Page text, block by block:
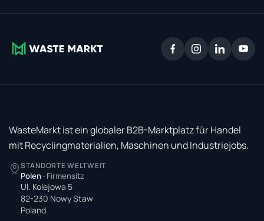
WasteMarkt ist ein globaler B2B-Marktplatz für Handel
mit Recyclingmaterialien, Maschinen und Industriejobs.
STANDORTE WELTWEIT
Polen · Firmensitz
Ul. Kolejowa 5
82-230 Nowy Staw
Poland